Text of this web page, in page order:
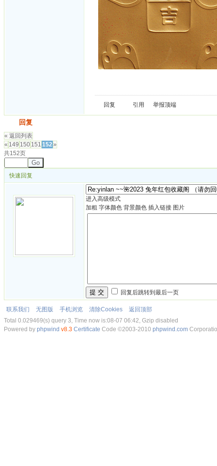
回复 引用 举报顶端
回复
« 返回列表
« 149 150 151 152»
共152页
Go
快速回复
进入高级模式
加粗 字体颜色 背景颜色 插入链接 图片
提 交 回复后跳转到最后一页
联系我们 无图版 手机浏览 清除Cookies
返回顶部
Total 0.029469(s) query 3, Time now is:08-07 06:42, Gzip disabled
Powered by phpwind v8.3 Certificate Code ©2003-2010 phpwind.com